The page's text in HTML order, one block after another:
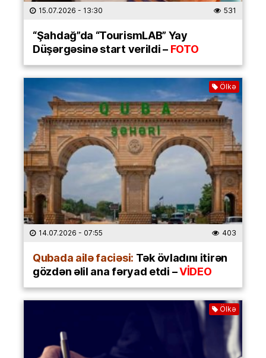
15.07.2026 - 13:30 531
“Şahdağ”da “TourismLAB” Yay
Düşərgəsinə start verildi –FOTO
Ölkə
14.07.2026 - 07:55 403
Qubada ailə faciəsi: Tək övladını itirən
gözdən əlil ana fəryad etdi –VİDEO
Ölkə